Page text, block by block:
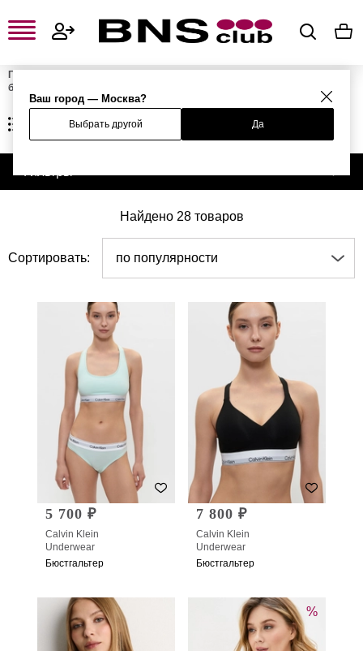
Ваш город — Москва?
Выбрать другой Да
Главная
белье
ЖЕНСКИЕ БРАЛЕТТЫ
Найдено 28 товаров
Сортировать: по популярности
5 700 ₽
Calvin Klein
Underwear
Бюстгальтер
7 800 ₽
Calvin Klein
Underwear
Бюстгальтер
%